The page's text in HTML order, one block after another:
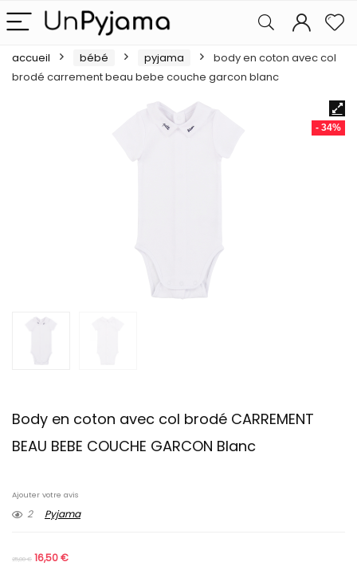
accueil bébé pyjama
body en coton avec col
brodé carrement beau bebe couche garcon blanc
- 34%
Body en coton avec col brodé CARREMENT
BEAU BEBE COUCHE GARCON Blanc
Ajouter votre avis
2 Pyjama
25,00€ 16,50€